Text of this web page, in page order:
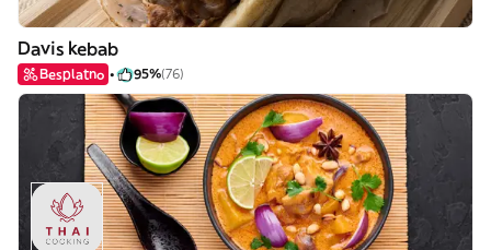
Davis kebab
Besplatno 95%(76)